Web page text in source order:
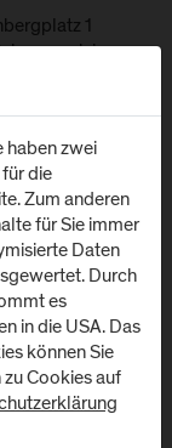
1
im
Sie aktuelle
haben zwei
die
Zum anderen
für Sie immer
Daten
Durch
es
in die USA. Das
können Sie
Cookies auf